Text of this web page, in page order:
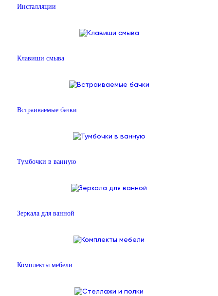
Инсталляции
Клавиши смыва
Встраиваемые бачки
Тумбочки в ванную
Зеркала для ванной
Комплекты мебели